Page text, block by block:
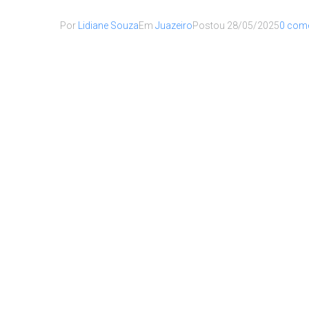
Por Lidiane SouzaEm JuazeiroPostou 28/05/20250